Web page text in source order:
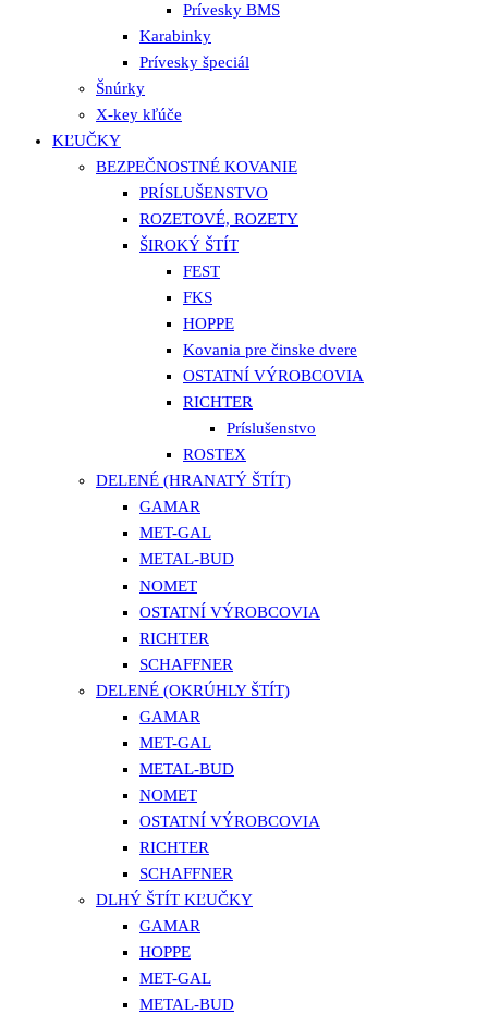
Prívesky BMS
Karabinky
Prívesky špeciál
Šnúrky
X-key kľúče
KĽUČKY
BEZPEČNOSTNÉ KOVANIE
PRÍSLUŠENSTVO
ROZETOVÉ, ROZETY
ŠIROKÝ ŠTÍT
FEST
FKS
HOPPE
Kovania pre činske dvere
OSTATNÍ VÝROBCOVIA
RICHTER
Príslušenstvo
ROSTEX
DELENÉ (HRANATÝ ŠTÍT)
GAMAR
MET-GAL
METAL-BUD
NOMET
OSTATNÍ VÝROBCOVIA
RICHTER
SCHAFFNER
DELENÉ (OKRÚHLY ŠTÍT)
GAMAR
MET-GAL
METAL-BUD
NOMET
OSTATNÍ VÝROBCOVIA
RICHTER
SCHAFFNER
DLHÝ ŠTÍT KĽUČKY
GAMAR
HOPPE
MET-GAL
METAL-BUD